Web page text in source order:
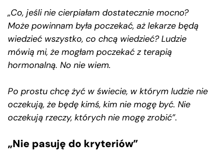
„Co, jeśli nie cierpiałam dostatecznie mocno?
Może powinnam była poczekać, aż lekarze będą
wiedzieć wszystko, co chcą wiedzieć? Ludzie
mówią mi, że mogłam poczekać z terapią
hormonalną. No nie wiem.
Po prostu chcę żyć w świecie, w którym ludzie nie
oczekują, że będę kimś, kim nie mogę być. Nie
oczekują rzeczy, których nie mogę zrobić”.
„Nie pasuję do kryteriów”